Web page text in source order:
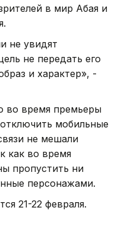
в мир Абая и
не увидят
не передать его
и характер», -
во время премьеры
мобильные
не мешали
как во время
пропустить ни
персонажами.
21-22 февраля.